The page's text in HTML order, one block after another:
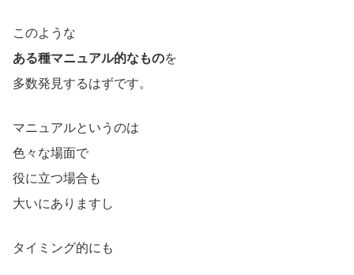
このような
ある種マニュアル的なものを
多数発見するはずです。
マニュアルというのは
色々な場面で
役に立つ場合も
大いにありますし
タイミング的にも